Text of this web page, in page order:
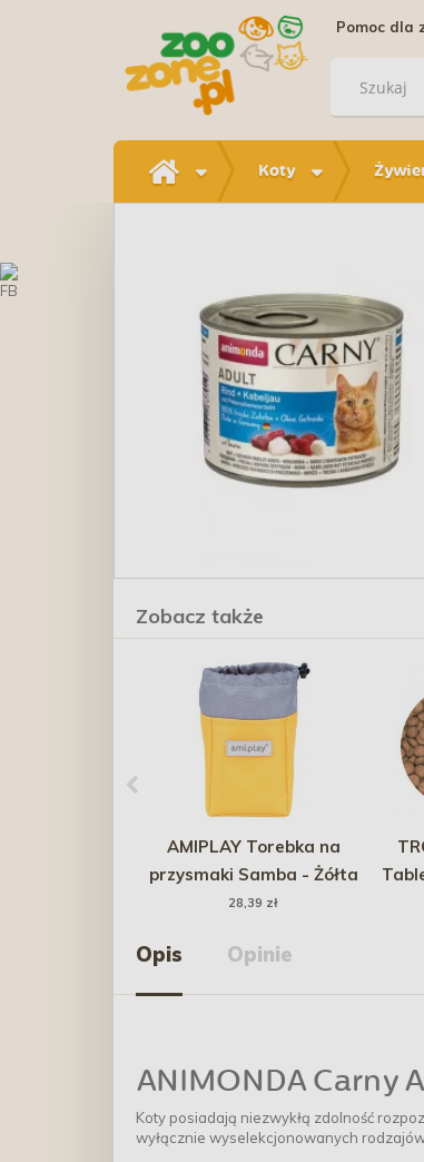
Pomoc dla
Koty
Zobacz także
AMIPLAY Torebka na
przysmaki Samba - Żółta
28,39 zł
Opis Opinie
ANIMONDA Carny
Koty posiadają niezwykłą zdolność
wyłącznie wyselekcjonowanych